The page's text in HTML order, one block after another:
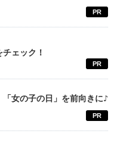
PR
ェック！
PR
女の子の日」を前向きに♪
PR